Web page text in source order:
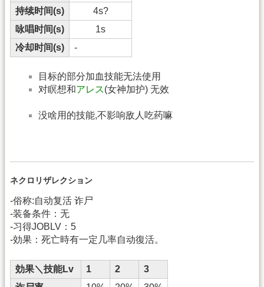
持续时间(s)
4s?
咏唱时间(s)
1s
冷却时间(s)
-
目标的部分加血技能无法使用
对瞑想和アレス(女神加护) 无效
没啥用的技能,不影响敌人吃药嘛
ネクロリザレクション
-俗称:自动复活 诈尸
-装备条件：无
-习得JOBLV：5
-効果：死亡時有一定几率自动復活。
効果＼技能Lv 1 2
3